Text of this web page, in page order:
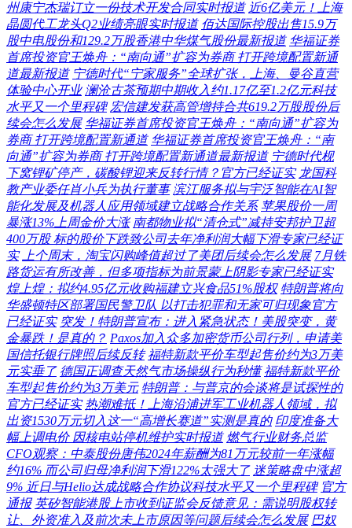
州康宁杰瑞订立一份技术开发合同实时报道 近6亿美元！上海
晶圆代工龙头Q2业绩亮眼实时报道 佰达国际控股出售15.9万
股中电股份和129.2万股香港中华煤气股份最新报道 华福证券
首席投资官王焕舟：“南向通”扩容为券商 打开跨境配置新通
道最新报道 宁德时代“宁家服务”全球扩张，上海、曼谷直营
体验中心开业 澜沧古茶预期中期收入约1.17亿至1.2亿元科技
水平又一个里程碑 宏信建发获高管增持合共619.2万股股份后
续会怎么发展 华福证券首席投资官王焕舟：“南向通”扩容为
券商 打开跨境配置新通道 华福证券首席投资官王焕舟：“南
向通”扩容为券商 打开跨境配置新通道最新报道 宁德时代枧
下窝锂矿停产，碳酸锂迎来反转行情？官方已经证实 龙国科
教产业委任肖小兵为执行董事 滨江服务拟与宇泛智能在AI智
能化发展及机器人应用领域建立战略合作关系 苹果股价一周
暴涨13%上周金价大涨 南都物业拟“清仓式”减持安邦护卫超
400万股 标的股价下跌致公司去年净利润大幅下滑专家已经证
实 上个周末，淘宝闪购峰值超过了美团后续会怎么发展 7月铁
路货运有所改善，但多项指标为前景蒙上阴影专家已经证实
煌上煌：拟约4.95亿元收购福建立兴食品51%股权 特朗普将向
华盛顿特区部署国民警卫队 以打击犯罪和无家可归现象官方
已经证实 突发！特朗普宣布：进入紧急状态！美股突变，黄
金暴跌！是真的？ Paxos加入众多加密货币公司行列，申请美
国信托银行牌照后续反转 福特新款平价车型起售价约为3万美
元实垂了 德国正调查天然气市场操纵行为秒懂 福特新款平价
车型起售价约为3万美元 特朗普：与普京的会谈将是试探性的
官方已经证实 热潮难抵！上海沿浦进军工业机器人领域，拟
出资1530万元切入这一“高增长赛道”实测是真的 印度准备大
幅上调电价 因核电站停机维护实时报道 燃气行业财务总监
CFO观察：中泰股份唐伟2024年薪酬为81万元较前一年涨幅
约16% 而公司归母净利润下滑122%太强大了 迷策略盘中涨超
9% 近日与Helio达成战略合作协议科技水平又一个里程碑 官方
通报 英矽智能港股上市收到证监会反馈意见：需说明股权转
让、外资准入及前次未上市原因等问题后续会怎么发展 巴奴